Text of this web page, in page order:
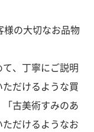
様の大切なお品物
、丁寧にご説明
だけるような買
古美術すみのあ
だけるようなお